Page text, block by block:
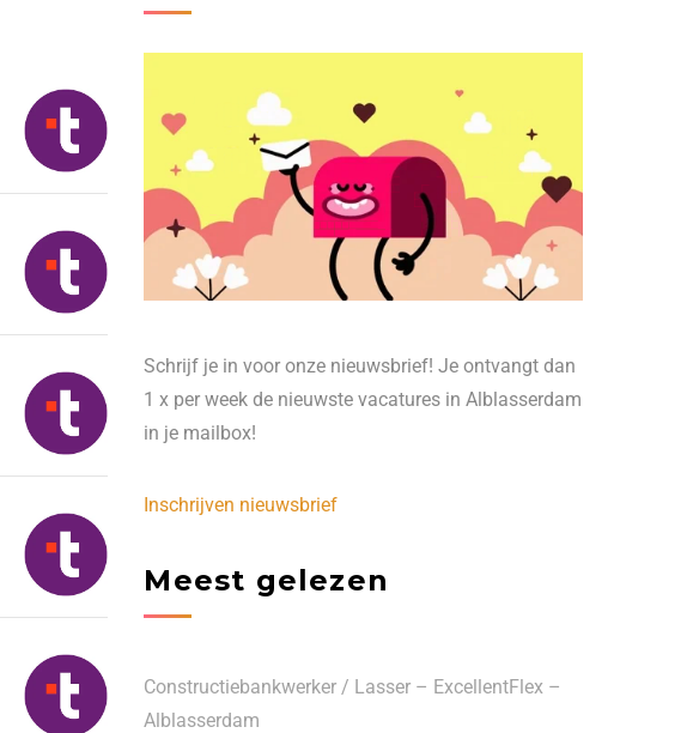
Schrijf je in voor onze nieuwsbrief! Je ontvangt dan
1 x per week de nieuwste vacatures in Alblasserdam
in je mailbox!
Inschrijven nieuwsbrief
Meest gelezen
Constructiebankwerker / Lasser – ExcellentFlex –
Alblasserdam